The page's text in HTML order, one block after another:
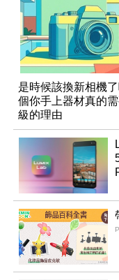
是時候該換新相機
個你手上器材真的
級的理由